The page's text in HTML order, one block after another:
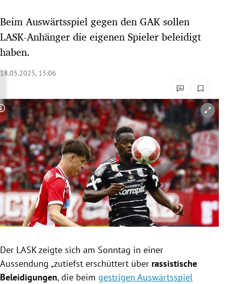
Untermenü
Untermenü
Untermenü
Untermenü
Untermenü
Untermenü
Untermenü
Untermenü
Untermenü
Untermenü
Beim Auswärtsspiel gegen den GAK sollen
LASK-Anhänger die eigenen Spieler beleidigt
haben.
18.05.2025, 15:06
Copyright-Hinweis öffnen/schließen
Der LASK zeigte sich am Sonntag in einer
Aussendung „zutiefst erschüttert über rassistische
Beleidigungen, die beim gestrigen Auswärtsspiel